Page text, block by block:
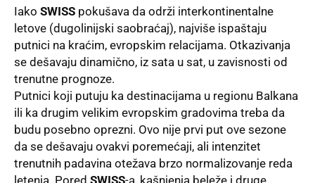
Iako SWISS pokušava da održi interkontinentalne
letove (dugolinijski saobraćaj), najviše ispaštaju
putnici na kraćim, evropskim relacijama. Otkazivanja
se dešavaju dinamično, iz sata u sat, u zavisnosti od
trenutne prognoze.
Putnici koji putuju ka destinacijama u regionu Balkana
ili ka drugim velikim evropskim gradovima treba da
budu posebno oprezni. Ovo nije prvi put ove sezone
da se dešavaju ovakvi poremećaji, ali intenzitet
trenutnih padavina otežava brzo normalizovanje reda